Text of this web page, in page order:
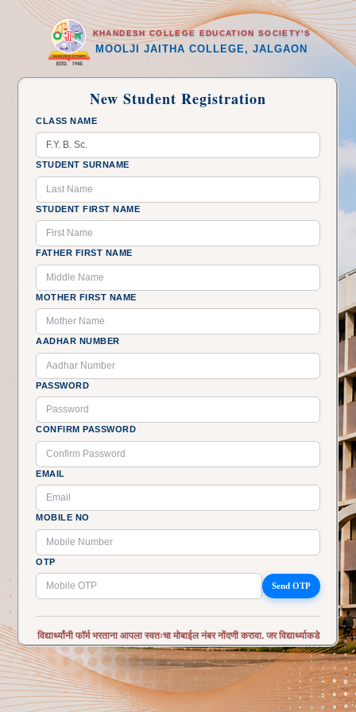
KHANDESH COLLEGE EDUCATION SOCIETY'S
MOOLJI JAITHA COLLEGE, JALGAON
New Student Registration
CLASS NAME
STUDENT SURNAME
STUDENT FIRST NAME
FATHER FIRST NAME
MOTHER FIRST NAME
AADHAR NUMBER
PASSWORD
CONFIRM PASSWORD
EMAIL
MOBILE NO
OTP
विद्यार्थ्यांनी फॉर्म भरताना आपला स्वतःचा मोबाईल नंबर नोंदणी करावा. जर विद्यार्थ्याकडे
स्वतःचा मोबाइल नंबर नसेल तर त्यांनी आपल्या आई किंवा वडील किंवा भाऊ किंवा
बहीण यांचाच नंबर नोंदणी करावा. जेणे करून फॉर्म मध्ये काही त्रुटी असल्यास तुम्हाला
दिलेल्या नंबर वर संदेश पाठवला जाईल किंवा तुम्हाला त्या नंबर वर कॉल केला जाईल.